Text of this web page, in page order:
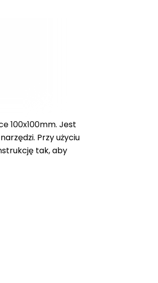
100x100mm. Jest
Przy użyciu
tak, aby